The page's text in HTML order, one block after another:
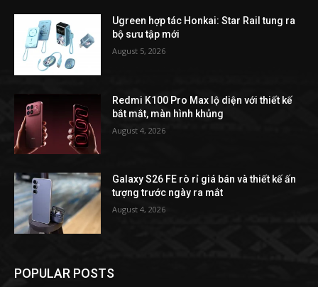
Ugreen hợp tác Honkai: Star Rail tung ra
bộ sưu tập mới
August 5, 2026
Redmi K100 Pro Max lộ diện với thiết kế
bắt mắt, màn hình khủng
August 4, 2026
Galaxy S26 FE rò rỉ giá bán và thiết kế ấn
tượng trước ngày ra mắt
August 4, 2026
POPULAR POSTS